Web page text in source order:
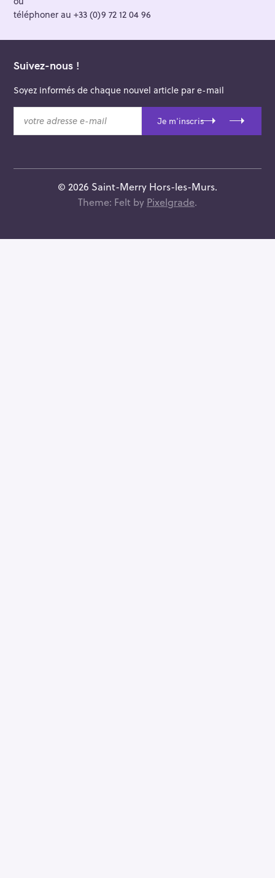
téléphoner au +33 (0)9 72 12 04 96
Suivez-nous !
Soyez informés de chaque nouvel article par e-mail
t
e
Je m'inscris
© 2026 Saint-Merry Hors-les-Murs.
Theme: Felt by Pixelgrade.